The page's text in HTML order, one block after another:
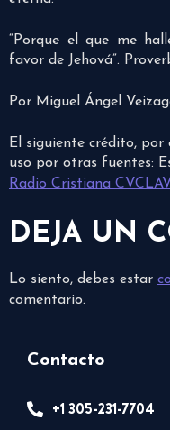
“Porque el que me
favor de Jehová”.
Por Miguel Ángel
El siguiente crédito, por
uso por otras fuentes:
Radio Cristiana
DEJA UN
Lo siento, debes estar
comentario.
Contacto
+1 305-231-7704